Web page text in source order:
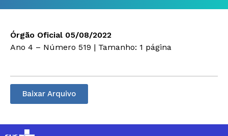
Órgão Oficial 05/08/2022
Ano 4 – Número 519 | Tamanho: 1 página
Baixar Arquivo